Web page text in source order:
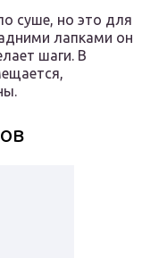
суше, но это для
лапками он
шаги. В